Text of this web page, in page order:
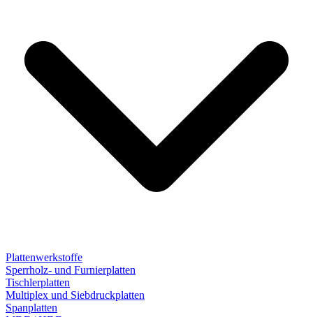
Plattenwerkstoffe
Sperrholz- und Furnierplatten
Tischlerplatten
Multiplex und Siebdruckplatten
Spanplatten